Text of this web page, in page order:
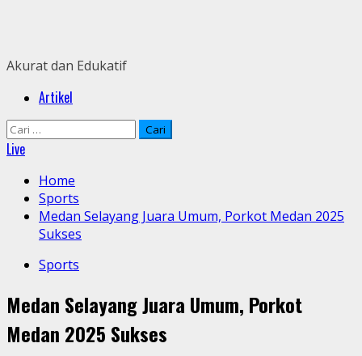
Akurat dan Edukatif
PrimaryArtikel
Cari
untuk:
Live
Home
Sports
Medan Selayang Juara Umum, Porkot Medan 2025
Sukses
Sports
Medan Selayang Juara Umum, Porkot
Medan 2025 Sukses